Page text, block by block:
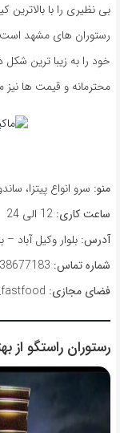
بی نظیری را با
رستوران های مشهد
خود را به زیبا ترین
محترمانه و قیمت ها
منو: سرو انواع پیتزا،
ساعت کاری:
آدرس: بلوار وکیل آباد –
شماره تماس:
فضای مجازی:
رستوران راستگو